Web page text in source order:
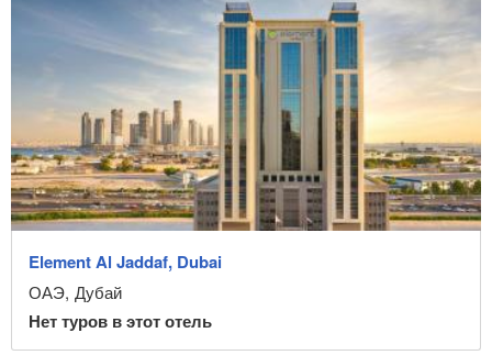
Element Al Jaddaf, Dubai
ОАЭ, Дубай
Нет туров в этот отель